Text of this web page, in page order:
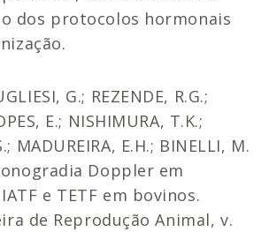
dos protocolos hormonais
G.; REZENDE, R.G.;
E.; NISHIMURA, T.K.;
MADUREIRA, E.H.; BINELLI, M.
Doppler em
e TETF em bovinos.
de Reprodução Animal, v.